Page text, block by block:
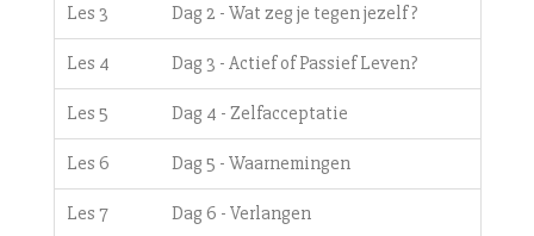
Les 3 Dag 2 - Wat zeg je tegen jezelf?
Les 4 Dag 3 - Actief of Passief Leven?
Les 5 Dag 4 - Zelfacceptatie
Les 6 Dag 5 - Waarnemingen
Les 7 Dag 6 - Verlangen